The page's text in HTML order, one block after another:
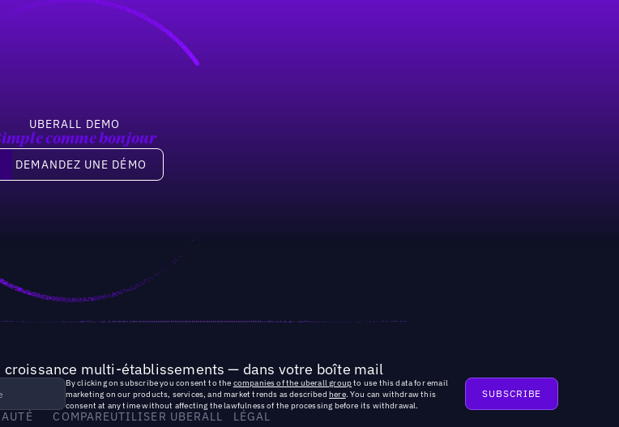
UBERALL DEMO
comme bonjour
une démo
DEMANDEZ UNE DÉMO
croissance multi-établissements — dans votre boîte mail
By clicking on subscribe you consent to the companies of the uberall groupto use this data for email
marketing on our products, services, and market trends as described here. You can withdraw this
consent at any time without affecting the lawfulness of the processing before its withdrawal.
COMPAREUTILISER UBERALL
LÉGAL